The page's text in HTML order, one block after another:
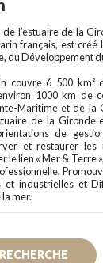
l’estuaire de la
français, est
du Développement
couvre 6 500 km²
1000 km de
Maritime et de la
de la Gironde
de
et restaurer
le lien « Mer & Terre
et industrielles et
mer.